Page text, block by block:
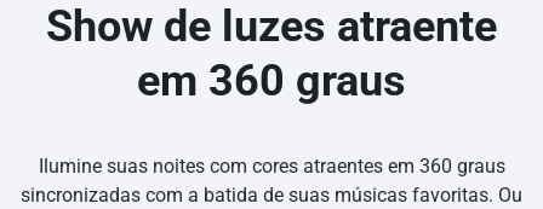
Show de luzes atraente
em 360 graus
Ilumine suas noites com cores atraentes em 360 graus
sincronizadas com a batida de suas músicas favoritas. Ou